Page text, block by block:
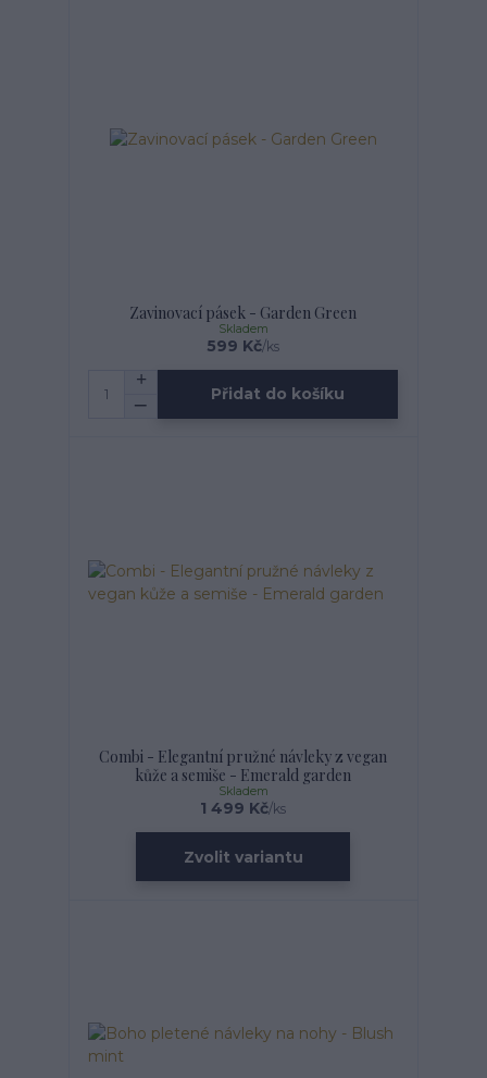
Zavinovací pásek - Garden Green
599 Kč/ks
Skladem
Přidat do košíku
Combi - Elegantní pružné návleky z vegan
kůže a semiše - Emerald garden
1 499 Kč/ks
Skladem
Zvolit variantu